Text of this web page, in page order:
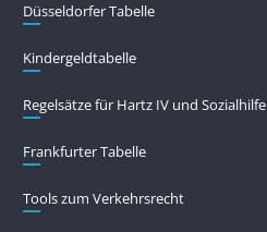
Düsseldorfer Tabelle
Kindergeldtabelle
Regelsätze für Hartz IV und Sozialhilfe
Frankfurter Tabelle
Tools zum Verkehrsrecht